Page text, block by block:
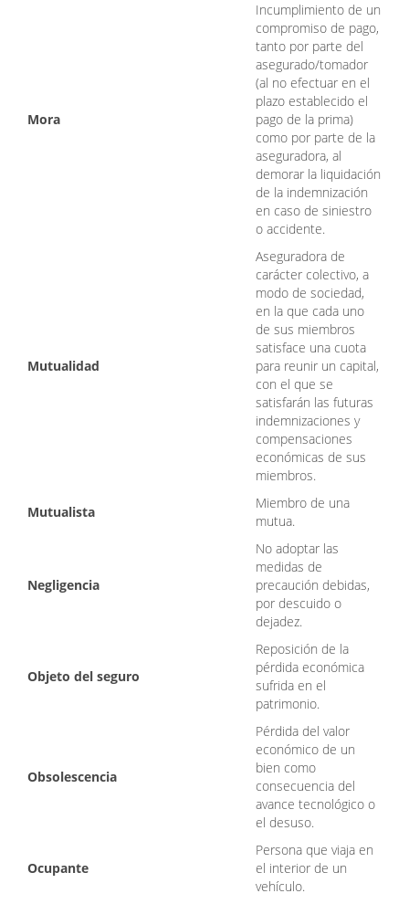
Mora
Incumplimiento de un
compromiso de pago,
tanto por parte del
asegurado/tomador
(al no efectuar en el
plazo establecido el
pago de la prima)
como por parte de la
aseguradora, al
demorar la liquidación
de la indemnización
en caso de siniestro
o accidente.
Mutualidad
Aseguradora de
carácter colectivo, a
modo de sociedad,
en la que cada uno
de sus miembros
satisface una cuota
para reunir un capital,
con el que se
satisfarán las futuras
indemnizaciones y
compensaciones
económicas de sus
miembros.
Mutualista
Miembro de una
mutua.
Negligencia
No adoptar las
medidas de
precaución debidas,
por descuido o
dejadez.
Objeto del seguro
Reposición de la
pérdida económica
sufrida en el
patrimonio.
Obsolescencia
Pérdida del valor
económico de un
bien como
consecuencia del
avance tecnológico o
el desuso.
Ocupante
Persona que viaja en
el interior de un
vehículo.